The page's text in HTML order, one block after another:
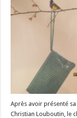
Après avoir présenté
Christian Louboutin, le